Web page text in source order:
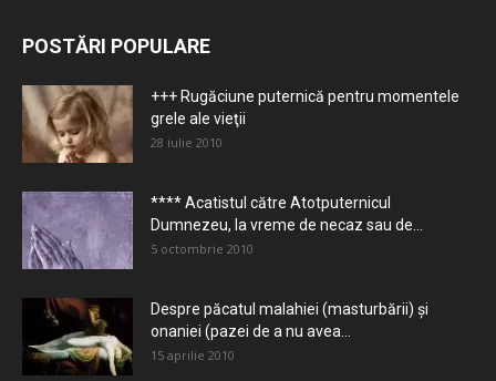
POSTĂRI POPULARE
+++ Rugăciune puternică pentru momentele
grele ale vieţii
28 iulie 2010
**** Acatistul către Atotputernicul
Dumnezeu, la vreme de necaz sau de...
5 octombrie 2010
Despre păcatul malahiei (masturbării) şi
onaniei (pazei de a nu avea...
15 aprilie 2010